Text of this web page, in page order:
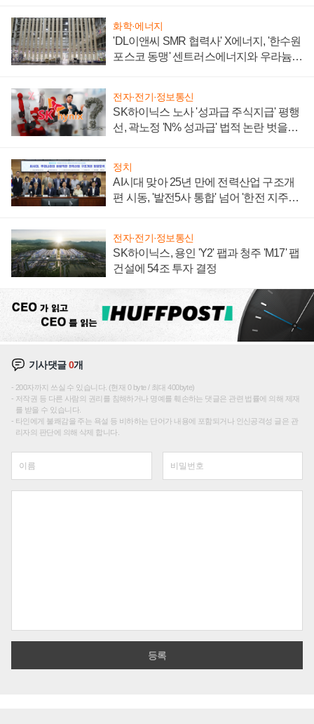
화학·에너지
'DL이앤씨 SMR 협력사' X에너지, '한수원
포스코 동맹' 센트러스에너지와 우라늄
전자·전기·정보통신
SK하이닉스 노사 '성과급 주식지급' 평행
선, 곽노정 'N% 성과급' 법적 논란 벗을지
정치
AI시대 맞아 25년 만에 전력산업 구조개
편 시동, '발전5사 통합' 넘어 '한전 지주사'
전자·전기·정보통신
SK하이닉스, 용인 'Y2' 팹과 청주 'M17' 팹
건설에 54조 투자 결정
기사댓글0개
200자까지 쓰실 수 있습니다. (현재 0 byte / 최대 400byte)
저작권 등 다른 사람의 권리를 침해하거나 명예를 훼손하는 댓글은 관련 법률에 의해 제재
를 받을 수 있습니다.
타인에게 불쾌감을 주는 욕설 등 비하하는 단어가 내용에 포함되거나 인신공격성 글은 관
리자의 판단에 의해 삭제 합니다.